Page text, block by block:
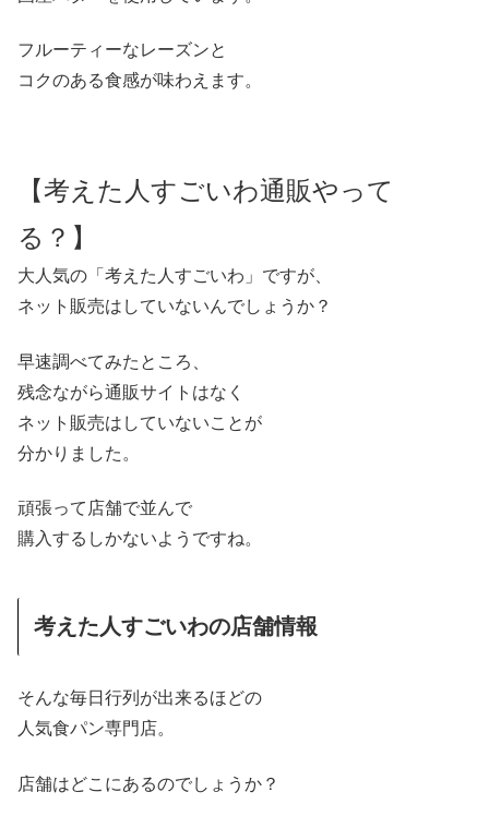
フルーティーなレーズンと
コクのある食感が味わえます。
【考えた人すごいわ通販やって
る？】
大人気の「考えた人すごいわ」ですが、
ネット販売はしていないんでしょうか？
早速調べてみたところ、
残念ながら通販サイトはなく
ネット販売はしていないことが
分かりました。
頑張って店舗で並んで
購入するしかないようですね。
考えた人すごいわの店舗情報
そんな毎日行列が出来るほどの
人気食パン専門店。
店舗はどこにあるのでしょうか？